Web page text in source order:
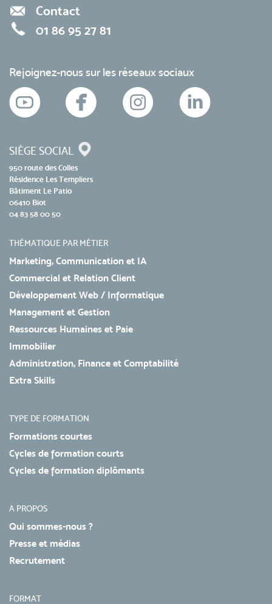
Contact
01 86 95 27 81
Rejoignez-nous sur les réseaux sociaux
SIÈGE SOCIAL
950 route des Colles
Résidence Les Templiers
Bâtiment Le Patio
06410 Biot
04 83 58 00 50
THÉMATIQUE PAR MÉTIER
Marketing, Communication et IA
Commercial et Relation Client
Développement Web / Informatique
Management et Gestion
Ressources Humaines et Paie
Immobilier
Administration, Finance et Comptabilité
Extra Skills
TYPE DE FORMATION
Formations courtes
Cycles de formation courts
Cycles de formation diplômants
A PROPOS
Qui sommes-nous ?
Presse et médias
Recrutement
FORMAT